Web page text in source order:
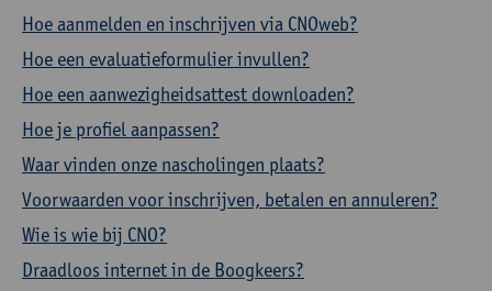
Hoe aanmelden en inschrijven via CNOweb?
Hoe een evaluatieformulier invullen?
Hoe een aanwezigheidsattest downloaden?
Hoe je profiel aanpassen?
Waar vinden onze nascholingen plaats?
Voorwaarden voor inschrijven, betalen en annuleren?
Wie is wie bij CNO?
Draadloos internet in de Boogkeers?